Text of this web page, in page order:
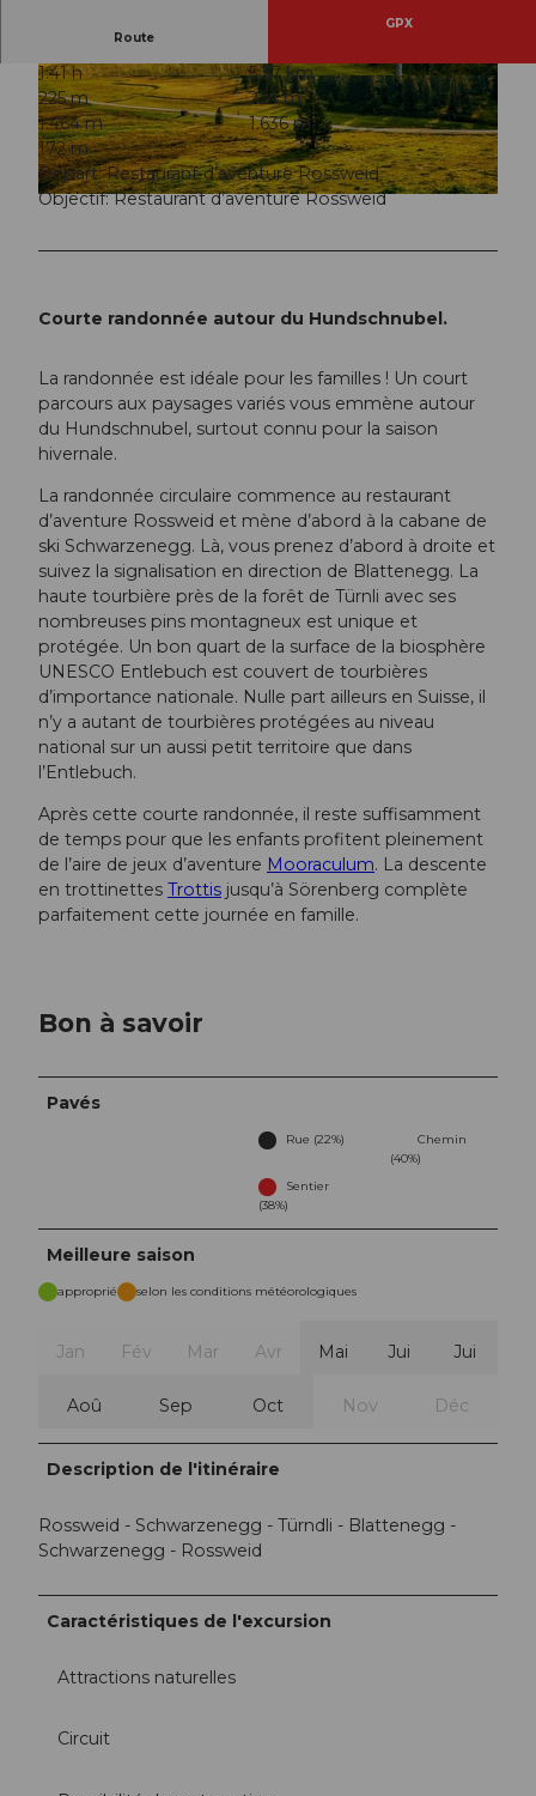
© Beat Brechbühl, UNESCO Biosphäre Entlebuch
© Beat Brechbühl, UNESCO Biosphäre Entlebu
ch
© Beat Brechbühl, UNESCO Biosphäre Entlebu
ch
Route
GPX
1:41 h
5,27 km
225 m
224 m
1.464 m
1.636 m
172 m
Départ: Restaurant d’aventure Rossweid
Objectif: Restaurant d’aventure Rossweid
Courte randonnée autour du Hundschnubel.
La randonnée est idéale pour les familles ! Un court
parcours aux paysages variés vous emmène autour
du Hundschnubel, surtout connu pour la saison
hivernale.
La randonnée circulaire commence au restaurant
d’aventure Rossweid et mène d’abord à la cabane de
ski Schwarzenegg. Là, vous prenez d’abord à droite et
suivez la signalisation en direction de Blattenegg. La
haute tourbière près de la forêt de Türnli avec ses
nombreuses pins montagneux est unique et
protégée. Un bon quart de la surface de la biosphère
UNESCO Entlebuch est couvert de tourbières
d’importance nationale. Nulle part ailleurs en Suisse, il
n’y a autant de tourbières protégées au niveau
national sur un aussi petit territoire que dans
l’Entlebuch.
Après cette courte randonnée, il reste suffisamment
de temps pour que les enfants profitent pleinement
de l’aire de jeux d’aventure Mooraculum. La descente
en trottinettes Trottis jusqu’à Sörenberg complète
parfaitement cette journée en famille.
Bon à savoir
Pavés
Rue (22%)
Chemin
(40%)
Sentier
(38%)
Meilleure saison
approprié selon les conditions météorologiques
Jan Fév Mar Avr Mai Jui Jui
Aoû Sep Oct Nov Déc
Description de l'itinéraire
Rossweid - Schwarzenegg - Türndli - Blattenegg -
Schwarzenegg - Rossweid
Caractéristiques de l'excursion
Attractions naturelles
Circuit